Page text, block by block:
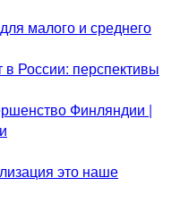
малого и среднего
России: перспективы
Финляндии |
это наше